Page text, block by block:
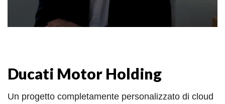
Ducati Motor Holding
Un progetto completamente personalizzato di cloud